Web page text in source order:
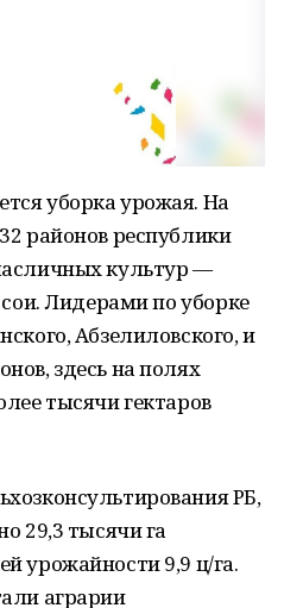
уборка урожая. На
районов республики
культур —
Лидерами по уборке
Абзелиловского, и
здесь на полях
тысячи гектаров
РБ,
29,3 тысячи га
урожайности 9,9 ц/га.
аграрии